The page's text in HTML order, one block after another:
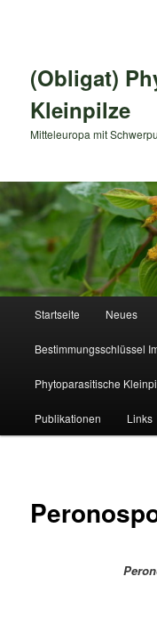
(Obligat)
Kleinpilze
Mitteleuropa mit
Startseite Neues
Bestimmungsschlüssel
Phytoparasitische
Publikationen Links